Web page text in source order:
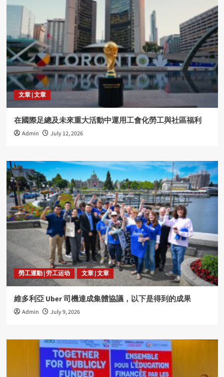
文章 | 文章
在國際足總及未來重大活動中運用工會化勞工與社區福利
Admin July 12, 2026
勞工運動 | 劳工运动 文章 | 文章
維多利亞 Uber 司機達成集體協議，以下是得到的成果
Admin July 9, 2026